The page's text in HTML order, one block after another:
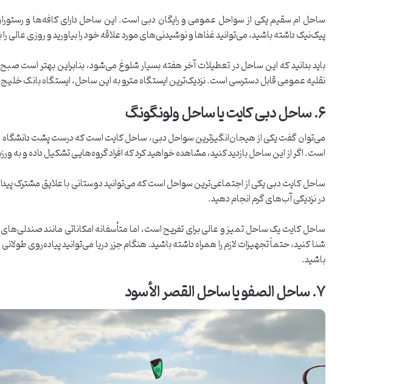
ساحل ام سقیم یکی از سواحل عمومی و رایگان دبی است. این ساحل دارای کافه‌ها و
پیک‌نیک داشته باشید، می‌توانید غذاها و نوشیدنی‌های مورد علاقه خود را بیاورید و روزی عالی
نقلیه عمومی قابل دسترسی است. نزدیک‌ترین ایستگاه مترو به این ساحل، ایستگاه بانک
۶.ساحل دبی کایت یا ساحل ولونگونگ
می‌توان گفت یکی از هیجان‌انگیزترین سواحل دبی، ساحل کایت است که درست پشت دانشگاه
است. اگر از این ساحل بازدید کنید، مشاهده خواهید کرد که افراد گروه‌هایی تشکیل داده
ساحل کایت دبی یکی از اجتماعی‌ترین سواحل است که می‌توانید دوستانی با علایق مشترک
در نزدیکی آب‌های گرم انجام دهید.
ساحل کایت یک ساحل تمیز و عالی برای تفریح است، اما متأسفانه امکاناتی مانند صندلی‌های
شنا کنید، حتماً تجهیزات لازم را همراه داشته باشید. هنگام جزر دریا می‌توانید پیاده‌روی
باشید.
۷.ساحل الصفو یا ساحل القصر الأسود